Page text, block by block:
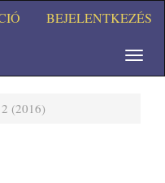
BEJELENTKEZÉS
(2016)